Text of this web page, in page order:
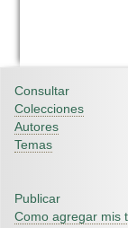
Consultar
Colecciones
Autores
Temas
Publicar
Como agregar mis